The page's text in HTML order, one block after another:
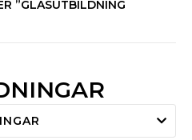
”GLASUTBILDNING